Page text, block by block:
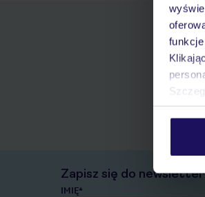
Zapisz się do
IMIĘ*